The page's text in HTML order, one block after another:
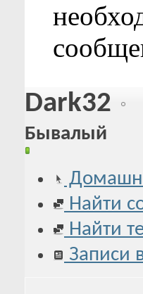
Dark32
Бывалый
Найти
Найти
Записи